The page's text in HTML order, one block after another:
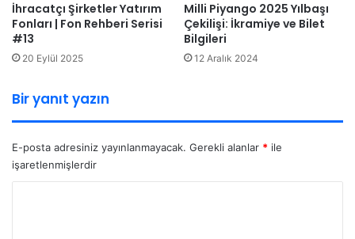
İhracatçı Şirketler Yatırım
Fonları | Fon Rehberi Serisi
#13
20 Eylül 2025
Milli Piyango 2025 Yılbaşı
Çekilişi: İkramiye ve Bilet
Bilgileri
12 Aralık 2024
Bir yanıt yazın
E-posta adresiniz yayınlanmayacak. Gerekli alanlar * ile
işaretlenmişlerdir